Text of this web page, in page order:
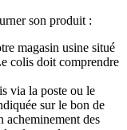
son produit :
magasin usine situé
colis doit comprendre
via la poste ou le
sur le bon de
acheminement des